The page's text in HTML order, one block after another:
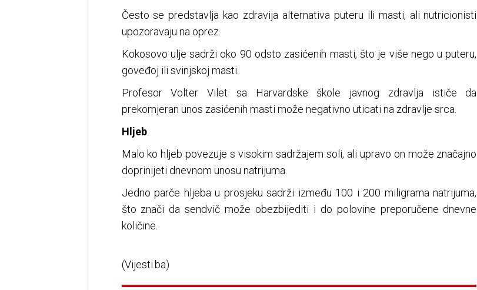
Često se predstavlja kao zdravija alternativa puteru ili masti, ali nutricionisti
upozoravaju na oprez.
Kokosovo ulje sadrži oko 90 odsto zasićenih masti, što je više nego u puteru,
goveđoj ili svinjskoj masti.
Profesor Volter Vilet sa Harvardske škole javnog zdravlja ističe da
prekomjeran unos zasićenih masti može negativno uticati na zdravlje srca.
Hljeb
Malo ko hljeb povezuje s visokim sadržajem soli, ali upravo on može značajno
doprinijeti dnevnom unosu natrijuma.
Jedno parče hljeba u prosjeku sadrži između 100 i 200 miligrama natrijuma,
što znači da sendvič može obezbijediti i do polovine preporučene dnevne
količine.
(Vijesti.ba)